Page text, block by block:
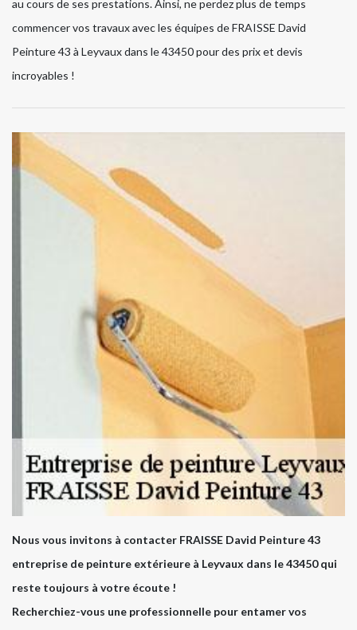
au cours de ses prestations. Ainsi, ne perdez plus de temps
commencer vos travaux avec les équipes de FRAISSE David
Peinture 43 à Leyvaux dans le 43450 pour des prix et devis
incroyables !
Nous vous invitons à contacter FRAISSE David Peinture 43
entreprise de peinture extérieure à Leyvaux dans le 43450 qui
reste toujours à votre écoute !
Recherchiez-vous une professionnelle pour entamer vos